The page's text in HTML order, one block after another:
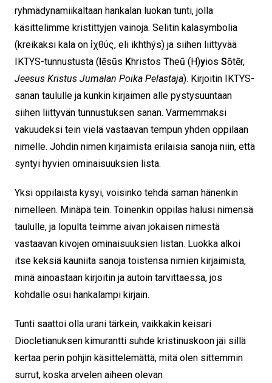
ryhmädynamiikaltaan hankalan luokan tunti, jolla
käsittelimme kristittyjen vainoja. Selitin kalasymbolia
(kreikaksi kala on ἰχθύς, eli ikhthýs) ja siihen liittyvää
IKTYS-tunnustusta (Iēsūs Khristos Theū (H)yios Sōtēr,
Jeesus Kristus Jumalan Poika Pelastaja). Kirjoitin IKTYS-
sanan taululle ja kunkin kirjaimen alle pystysuuntaan
siihen liittyvän tunnustuksen sanan. Varmemmaksi
vakuudeksi tein vielä vastaavan tempun yhden oppilaan
nimelle. Johdin nimen kirjaimista erilaisia sanoja niin, että
syntyi hyvien ominaisuuksien lista.
Yksi oppilaista kysyi, voisinko tehdä saman hänenkin
nimelleen. Minäpä tein. Toinenkin oppilas halusi nimensä
taululle, ja lopulta teimme aivan jokaisen nimestä
vastaavan kivojen ominaisuuksien listan. Luokka alkoi
itse keksiä kauniita sanoja toistensa nimien kirjaimista,
minä ainoastaan kirjoitin ja autoin tarvittaessa, jos
kohdalle osui hankalampi kirjain.
Tunti saattoi olla urani tärkein, vaikkakin keisari
Diocletianuksen kimurantti suhde kristinuskoon jäi sillä
kertaa perin pohjin käsittelemättä, mitä olen sittemmin
surrut, koska arvelen aiheen olevan